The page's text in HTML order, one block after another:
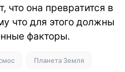
что она превратится в
что для этого должны
факторы.
Планета Земля